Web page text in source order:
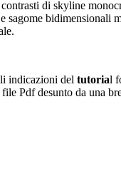
di skyline
sagome
indicazioni del tutorial
Pdf desunto da una